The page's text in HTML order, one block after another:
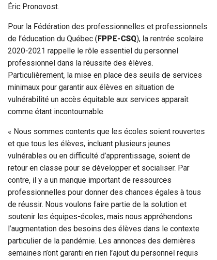
Éric Pronovost.
Pour la Fédération des professionnelles et professionnels
de l’éducation du Québec (FPPE-CSQ), la rentrée scolaire
2020-2021 rappelle le rôle essentiel du personnel
professionnel dans la réussite des élèves.
Particulièrement, la mise en place des seuils de services
minimaux pour garantir aux élèves en situation de
vulnérabilité un accès équitable aux services apparaît
comme étant incontournable.
« Nous sommes contents que les écoles soient rouvertes
et que tous les élèves, incluant plusieurs jeunes
vulnérables ou en difficulté d’apprentissage, soient de
retour en classe pour se développer et socialiser. Par
contre, il y a un manque important de ressources
professionnelles pour donner des chances égales à tous
de réussir. Nous voulons faire partie de la solution et
soutenir les équipes-écoles, mais nous appréhendons
l’augmentation des besoins des élèves dans le contexte
particulier de la pandémie. Les annonces des dernières
semaines n’ont garanti en rien l’ajout du personnel requis